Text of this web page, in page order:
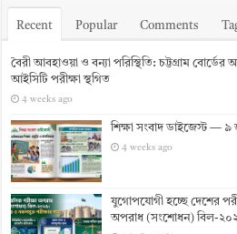
Recent Popular Comments
বৈরী আবহাওয়া ও বন্যা পরিস্থিতি: চট্টগ্রাম
আইসিটি পরীক্ষা স্থগিত
4 weeks ago
শিক্ষা সংবাদ ডাইজেস্ট —
4 weeks ago
যুগোপযোগী হচ্ছে দেশের
অপরাধ (সংশোধন) বিল-